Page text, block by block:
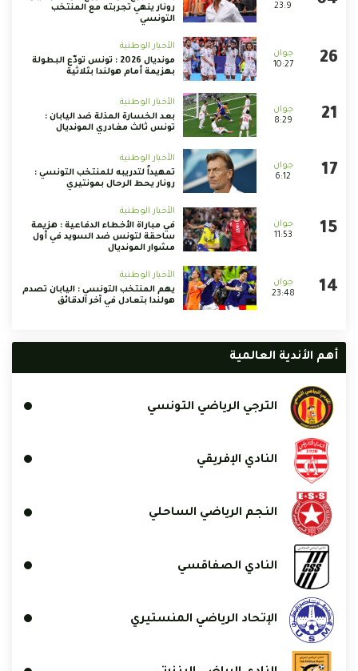
23:9
رونار ينهي تجربته مع المنتخب
التونسي
10:27
الأخبار الوطنية
مونديال 2026 : تونس تودّع البطولة
بهزيمة أمام هولندا بثلاثية
8:29
الأخبار الوطنية
بعد الخسارة المذلة ضد اليابان :
تونس ثالث مغادري المونديال
6:12
الأخبار الوطنية
تمهيداً لتدريبه للمنتخب التونسي :
رونار يحط الرحال بمونتيري
11:53
الأخبار الوطنية
في مباراة الأخطاء الدفاعية : هزيمة
ساحقة لتونس ضد السويد في أول
مشوار المونديال
23:48
الأخبار الوطنية
يهم المنتخب التونسي : اليابان تصدم
هولندا بتعادل في آخر الدقائق
أهم الأندية العالمية
الترجي الرياضي التونسي
النادي الإفريقي
النجم الرياضي الساحلي
النادي الصفاقسي
الإتحاد الرياضي المنستيري